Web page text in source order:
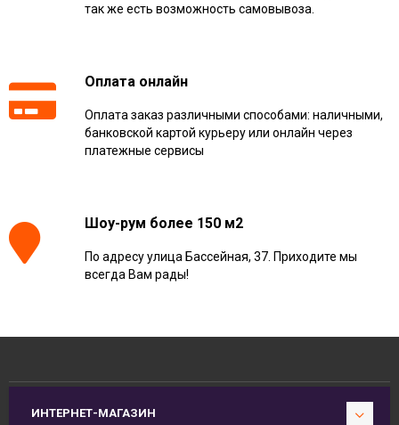
так же есть возможность самовывоза.
Оплата онлайн
Оплата заказ различными способами: наличными,
банковской картой курьеру или онлайн через
платежные сервисы
Шоу-рум более 150 м2
По адресу улица Бассейная, 37. Приходите мы
всегда Вам рады!
ИНТЕРНЕТ-МАГАЗИН